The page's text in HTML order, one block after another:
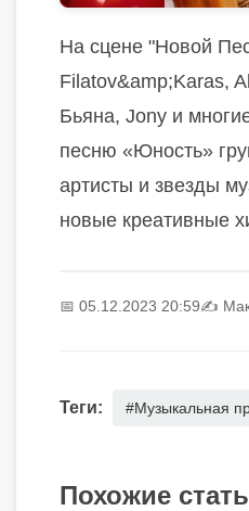
На сцене "Новой
Filatov&amp;Karas,
Бьяна, Jony и
песню «Юность»
артисты и звезды
новые креативные
📅 05.12.2023 20:59✍️
Теги: #Музыкальная
Похожие